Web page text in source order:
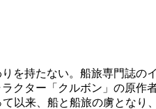
を持たない。船旅専門誌の
クター「クルボン」の原作
以来、船と船旅の虜となり